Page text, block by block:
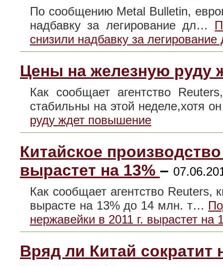
По сообщению Metal Bulletin,
надбавку за легирование дл…
снизили надбавку за
Цены на железную
Как сообщает агентство
стабильны на этой неделе,хотя
руду ждет повышение
Китайское
вырастет на 13% –
Как сообщает агентство Reuters,
вырасте на 13% до 14 млн. т…
нержавейки в 2011 г. вырастет на
Вряд ли Китай сократит